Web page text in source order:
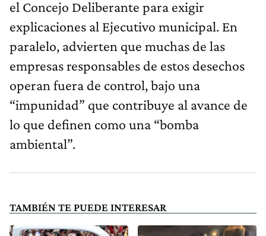
el Concejo Deliberante para exigir
explicaciones al Ejecutivo municipal. En
paralelo, advierten que muchas de las
empresas responsables de estos desechos
operan fuera de control, bajo una
“impunidad” que contribuye al avance de
lo que definen como una “bomba
ambiental”.
TAMBIÉN TE PUEDE INTERESAR